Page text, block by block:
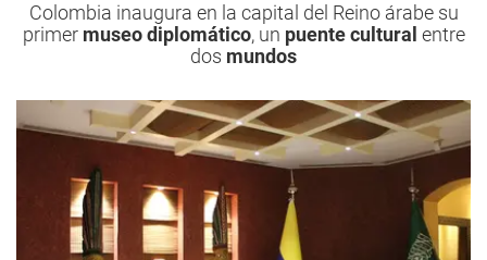
Colombia inaugura en la capital del Reino árabe su
primer museo diplomático, un puente cultural entre
dos mundos